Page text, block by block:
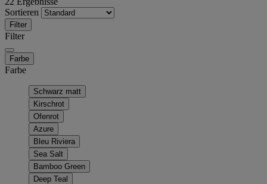
Sortieren
Filter
Filter
Farbe
Farbe
Schwarz matt
Kirschrot
Ofenrot
Azure
Bleu Riviera
Sea Salt
Bamboo Green
Deep Teal